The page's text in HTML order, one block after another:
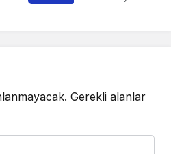
Gerekli alanlar